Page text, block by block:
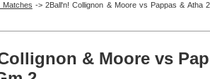
Matches -> 2Ball'n! Collignon & Moore vs Pappas & Atha
& Moore vs